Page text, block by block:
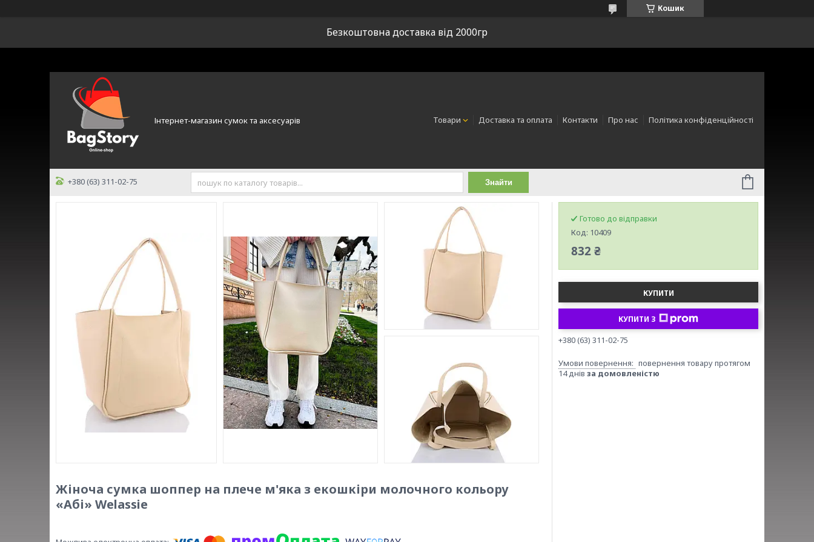
Кошик
Безкоштовна доставка від 2000гр
Інтернет-магазин сумок та аксесуарів Товари Доставка та оплата Контакти Про нас Політика конфіденційності
+380 (63) 311-02-75 Знайти
Жіноча сумка шоппер на плече м'яка з екошкіри молочного кольору
«Абі» Welassie
Готово до відправки
Код: 10409
832 ₴
КУПИТИ
КУПИТИ З
+380 (63) 311-02-75
повернення товару протягом
14 днів за домовленістю